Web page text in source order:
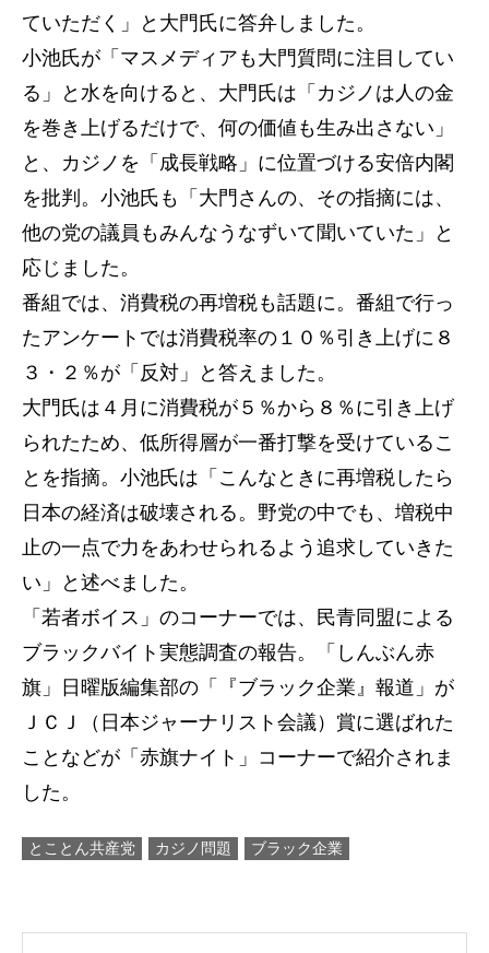
ていただく」と大門氏に答弁しました。
小池氏が「マスメディアも大門質問に注目してい
る」と水を向けると、大門氏は「カジノは人の金
を巻き上げるだけで、何の価値も生み出さない」
と、カジノを「成長戦略」に位置づける安倍内閣
を批判。小池氏も「大門さんの、その指摘には、
他の党の議員もみんなうなずいて聞いていた」と
応じました。
番組では、消費税の再増税も話題に。番組で行っ
たアンケートでは消費税率の１０％引き上げに８
３・２％が「反対」と答えました。
大門氏は４月に消費税が５％から８％に引き上げ
られたため、低所得層が一番打撃を受けているこ
とを指摘。小池氏は「こんなときに再増税したら
日本の経済は破壊される。野党の中でも、増税中
止の一点で力をあわせられるよう追求していきた
い」と述べました。
「若者ボイス」のコーナーでは、民青同盟による
ブラックバイト実態調査の報告。「しんぶん赤
旗」日曜版編集部の「『ブラック企業』報道」が
ＪＣＪ（日本ジャーナリスト会議）賞に選ばれた
ことなどが「赤旗ナイト」コーナーで紹介されま
した。
とことん共産党 カジノ問題 ブラック企業